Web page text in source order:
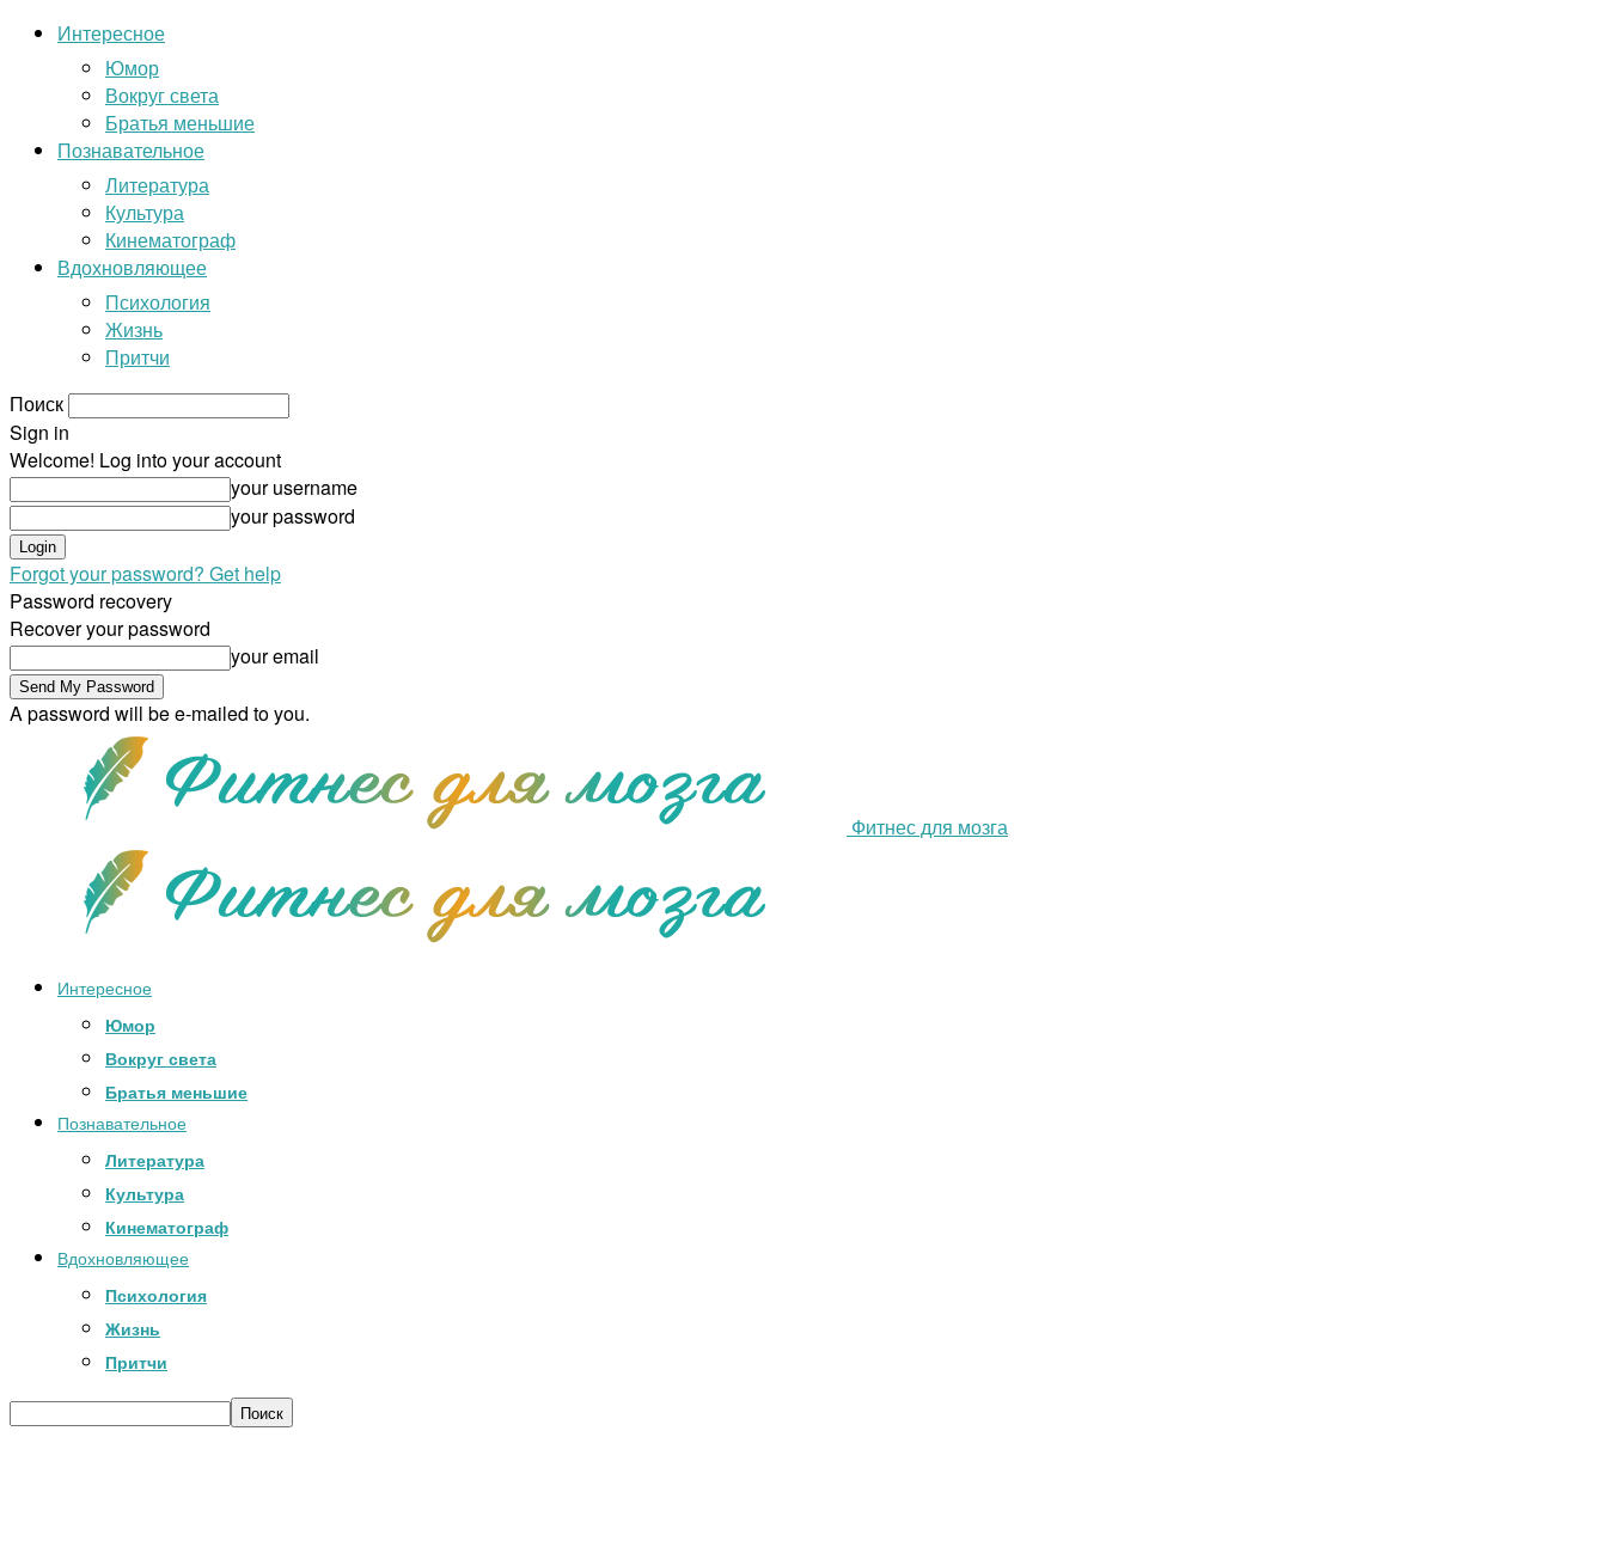
Интересное
Юмор
Вокруг света
Братья меньшие
Познавательное
Литература
Культура
Кинематограф
Вдохновляющее
Психология
Жизнь
Притчи
Поиск
Sign in
Welcome! Log into your account
your username
your password
Forgot your password? Get help
Password recovery
Recover your password
your email
A password will be e-mailed to you.
Фитнес для мозга
Интересное
Юмор
Вокруг света
Братья меньшие
Познавательное
Литература
Культура
Кинематограф
Вдохновляющее
Психология
Жизнь
Притчи